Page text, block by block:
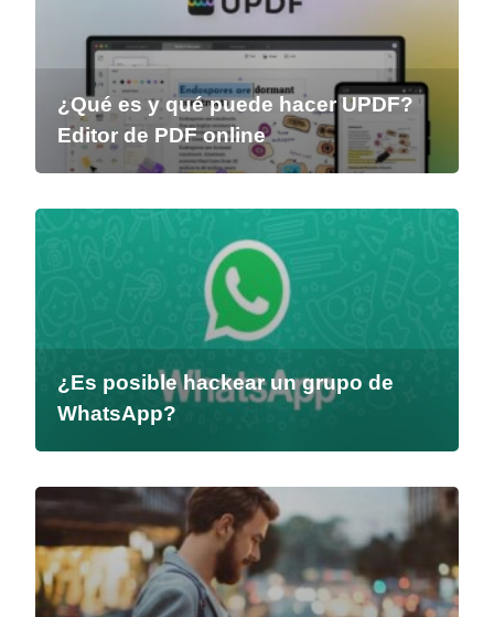
¿Qué es y qué puede hacer UPDF?
Editor de PDF online
¿Es posible hackear un grupo de
WhatsApp?